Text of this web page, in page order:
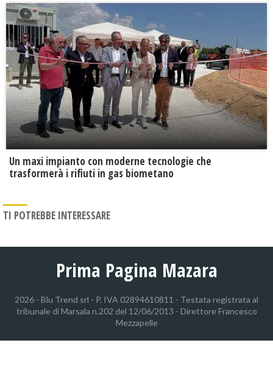
Un maxi impianto con moderne tecnologie che
trasformerà i rifiuti in gas biometano
TI POTREBBE INTERESSARE
Prima Pagina Mazara
2026 - Blu Trend srl - P. IVA 02894610811 - Testata registrata al
tribunale di Marsala n.202 del 12/06/2013 - Direttore Francesco
Mezzapelle